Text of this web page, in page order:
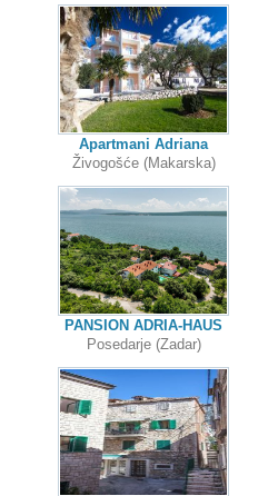
Apartmani Adriana
Živogošće (Makarska)
PANSION ADRIA-HAUS
Posedarje (Zadar)